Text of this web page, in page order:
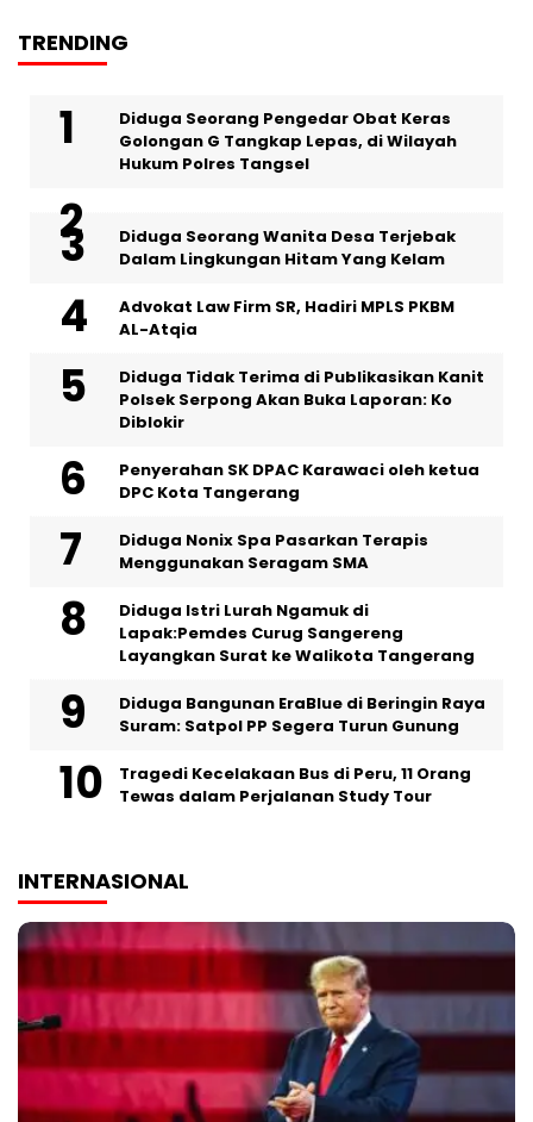
TRENDING
‎Diduga Seorang Pengedar Obat Keras
Golongan G Tangkap Lepas, di Wilayah
Hukum Polres Tangsel
‎Diduga Seorang Wanita Desa Terjebak
Dalam Lingkungan Hitam Yang Kelam
Advokat Law Firm SR, Hadiri MPLS PKBM
AL-Atqia
Diduga Tidak Terima di Publikasikan Kanit
Polsek Serpong Akan Buka Laporan: Ko
Diblokir
Penyerahan SK DPAC Karawaci oleh ketua
DPC Kota Tangerang
‎Diduga Nonix Spa Pasarkan Terapis
Menggunakan Seragam SMA
‎Diduga Istri Lurah Ngamuk di
Lapak:Pemdes Curug Sangereng
Layangkan Surat ke Walikota Tangerang
Diduga Bangunan EraBlue di Beringin Raya
Suram: Satpol PP Segera Turun Gunung
Tragedi Kecelakaan Bus di Peru, 11 Orang
Tewas dalam Perjalanan Study Tour
INTERNASIONAL